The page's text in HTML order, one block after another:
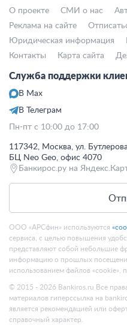
О проекте СМИ о нас
Реклама на сайте
Юридическая информация
Контакты
Карта сайта
Служба поддержки
В Max
В Телеграм
Пн-пт с 10:00 до 17:00
117342, Москва, ул.
БЦ Neo Geo, офис 4070
Банкирос.ру на
ООО «АРСфин» используются
сервиса, с целью повышения
представляют собой небольшие
информацию о прошлых
использованием файлов «cookie»,
© 2015 - 2026 Bankiros.ru Все
материалов гиперссылка на
является рекомендацией или
справочный характер.